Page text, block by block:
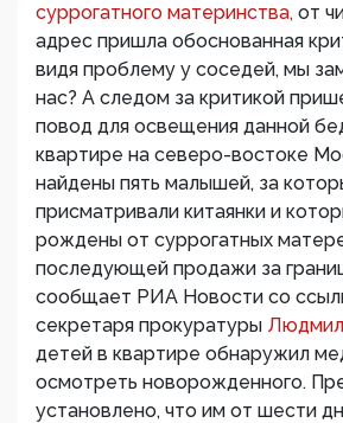
суррогатного материнства, от
адрес пришла обоснованная
видя проблему у соседей, мы
нас? А следом за критикой
повод для освещения данной
квартире на северо-востоке
найдены пять малышей, за
присматривали китаянки и
рождены от суррогатных
последующей продажи за
сообщает РИА Новости со
секретаря прокуратуры
детей в квартире обнаружил
осмотреть новорожденного.
установлено, что им от шести